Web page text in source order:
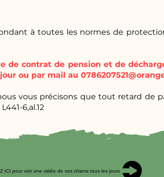
à toutes les normes de
de contrat de pension et de
ou par mail au
vous précisons que tout retard
6,al.12
ICI pour voir une vidéo de vos chiens tous les jours